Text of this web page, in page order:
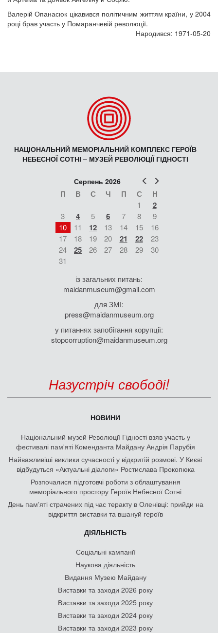
Валерій Опанасюк цікавився політичним життям країни, у 2004
році брав участь у Помаранчевій революції.
Народився: 1971-05-20
НАЦІОНАЛЬНИЙ МЕМОРІАЛЬНИЙ КОМПЛЕКС ГЕРОЇВ
НЕБЕСНОЇ СОТНІ – МУЗЕЙ РЕВОЛЮЦІЇ ГІДНОСТІ
Попер
Серпень 2026
П В С Ч П С Н
1 2
3 4 5 6 7 8
9
10
11 12 13 14 15
16
17
18 19 20 21 22
23
24
25 26 27 28 29
30
31
із загальних питань:
maidanmuseum@gmail.com
для ЗМІ:
press@maidanmuseum.org
у питаннях запобігання корупції:
stopcorruption@maidanmuseum.org
Назустріч свободі!
НОВИНИ
Національний музей Революції Гідності взяв участь у
фестивалі пам'яті Коменданта Майдану Андрія Парубія
Найважливіші виклики сучасності у відкритій розмові. У Києві
відбудуться «Актуальні діалоги» Ростислава Прокопюка
Розпочалися підготовчі роботи з облаштування
меморіального простору Героїв Небесної Сотні
День памʼяті страчених під час теракту в Оленівці: прийди на
відкриття виставки та вшануй героїв
ДІЯЛЬНІСТЬ
Соціальні кампанії
Наукова діяльність
Видання Музею Майдану
Виставки та заходи 2026 року
Виставки та заходи 2025 року
Виставки та заходи 2024 року
Виставки та заходи 2023 року